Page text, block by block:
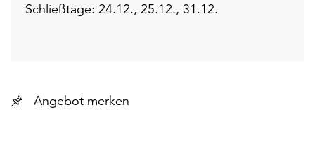
Schließtage: 24.12., 25.12., 31.12.
Angebot merken